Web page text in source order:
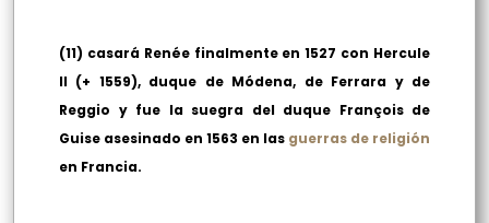
(11) casará Renée finalmente en 1527 con Hercule
II (+ 1559), duque de Módena, de Ferrara y de
Reggio y fue la suegra del duque François de
Guise asesinado en 1563 en las guerras de religión
en Francia.